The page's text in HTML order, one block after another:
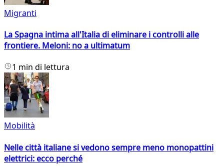
Migranti
La Spagna intima all'Italia di eliminare i controlli alle
frontiere. Meloni: no a ultimatum
1 min di lettura
Mobilità
Nelle città italiane si vedono sempre meno monopattini
elettrici: ecco perché